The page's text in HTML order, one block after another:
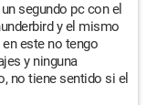
segundo pc con el
y el mismo
este no tengo
y ninguna
no tiene sentido si el